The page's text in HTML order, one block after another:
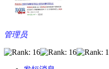
管理员